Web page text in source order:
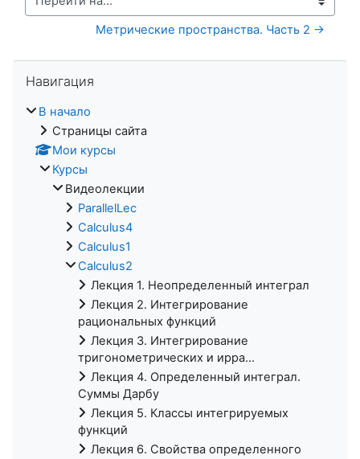
Перейти на...
Метрические пространства. Часть 2 →
Навигация
В начало
Страницы сайта
Мои курсы
Курсы
Видеолекции
ParallelLec
Calculus4
Calculus1
Calculus2
Лекция 1. Неопределенный интеграл
Лекция 2. Интегрирование
рациональных функций
Лекция 3. Интегрирование
тригонометрических и ирра...
Лекция 4. Определенный интеграл.
Суммы Дарбу
Лекция 5. Классы интегрируемых
функций
Лекция 6. Свойства определенного